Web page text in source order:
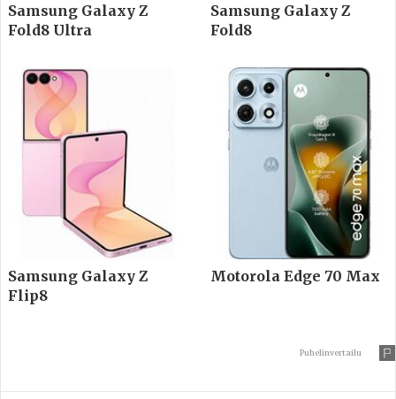
Samsung Galaxy Z
Fold8 Ultra
Samsung Galaxy Z
Fold8
Samsung Galaxy Z
Flip8
Motorola Edge 70 Max
Puhelinvertailu